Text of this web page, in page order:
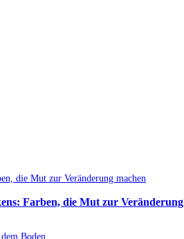
Farben, die Mut zur